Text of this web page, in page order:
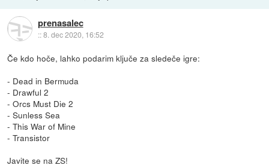
prenasalec
::8. dec 2020, 16:52
Če kdo hoče, lahko podarim ključe za sledeče igre:
- Dead in Bermuda
- Drawful 2
- Orcs Must Die 2
- Sunless Sea
- This War of Mine
- Transistor
Javite se na ZS!